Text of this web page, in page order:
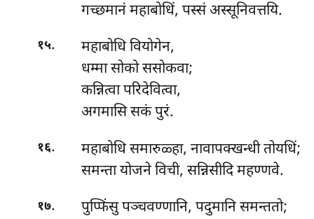
गच्छमानं महाबोधिं, पस्सं अस्सूनिवत्तयि.
१५.
महाबोधि वियोगेन,
धम्मा सोको ससोकवा;
कन्नित्वा परिदेवित्वा,
अगमासि सकं पुरं.
१६.
महाबोधि समारुळ्हा, नावापक्खन्धी तोयधिं;
समन्ता योजने विची, सन्निसीदि महण्णवे.
१७.
पुप्फिंसु पञ्चवण्णानि, पदुमानि समन्ततो;